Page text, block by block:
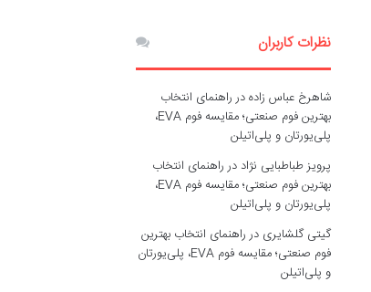
نظرات کاربران
شاهرخ عباس زادهدرراهنمای انتخاب
بهترین فوم صنعتی؛ مقایسه فوم EVA،
پلی‌یورتان و پلی‌اتیلن
پرویز طباطبایی نژاد درراهنمای انتخاب
بهترین فوم صنعتی؛ مقایسه فوم EVA،
پلی‌یورتان و پلی‌اتیلن
گیتی گلشایری درراهنمای انتخاب بهترین
فوم صنعتی؛ مقایسه فوم EVA، پلی‌یورتان
و پلی‌اتیلن